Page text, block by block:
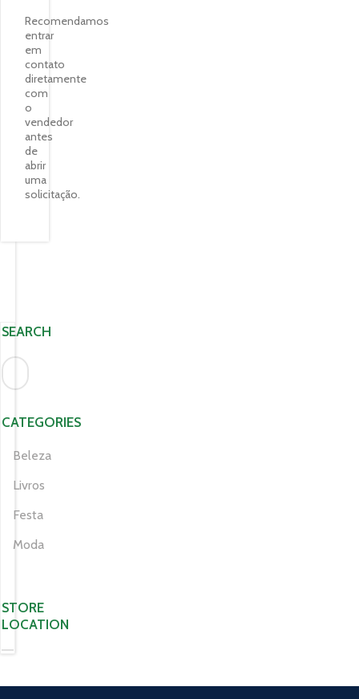
Recomendamos
entrar
em
contato
diretamente
com
o
vendedor
antes
de
abrir
uma
solicitação.
SEARCH
CATEGORIES
Beleza
Livros
Festa
Moda
STORE
LOCATION